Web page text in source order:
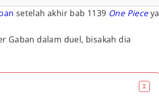
setelah akhir bab 1139 One Piece ya
Gaban dalam duel, bisakah dia